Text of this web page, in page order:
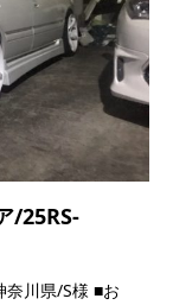
25RS-
川県/S様 ■お